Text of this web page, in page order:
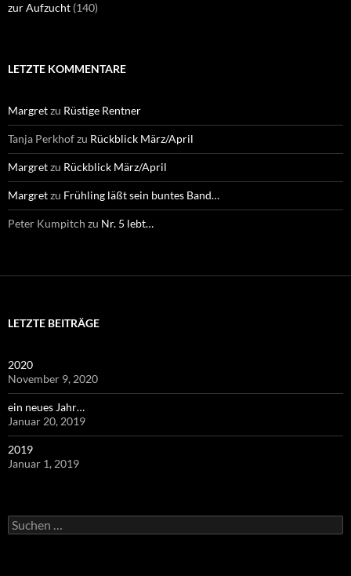
zur Aufzucht (140)
LETZTE KOMMENTARE
Margretzu Rüstige Rentner
Tanja Perkhofzu Rückblick März/April
Margretzu Rückblick März/April
Margretzu Frühling läßt sein buntes Band…
Peter Kumpitch zu Nr. 5 lebt…
LETZTE BEITRÄGE
2020
November 9, 2020
ein neues Jahr…
Januar 20, 2019
2019
Januar 1, 2019
Suchen
nach: